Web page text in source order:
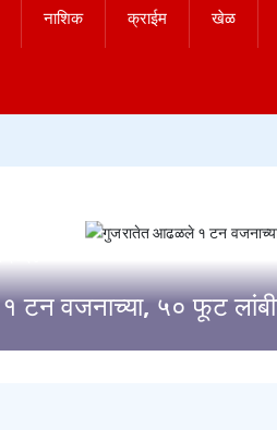
नाशिक क्राईम खेळ
वजनाच्या, ५० फूट